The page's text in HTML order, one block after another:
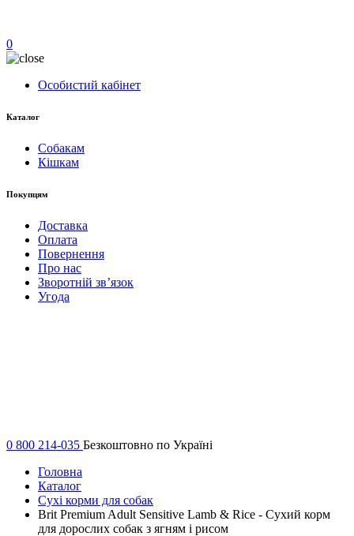
0
Особистий кабінет
Каталог
Собакам
Кішкам
Покупцям
Доставка
Оплата
Повернення
Про нас
Зворотній зв’язок
Угода
0 800 214-035 Безкоштовно по Україні
Головна
Каталог
Сухі корми для собак
Brit Premium Adult Sensitive Lamb & Riсe - Сухий корм
для дорослих собак з ягням і рисом